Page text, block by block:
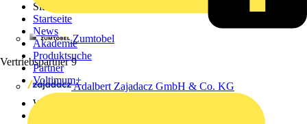
Zumtobel
Vertriebspartner 9
Adalbert Zajadacz GmbH & Co. KG
Sitemap
Startseite
News
Akademie
Produktsuche
Partner
Voltimum+
Weitere Links